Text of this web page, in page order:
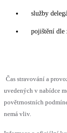
služby
pojištění dle
Čas stravování a
uvedených v nabídce
povětrnostních
nemá vliv.